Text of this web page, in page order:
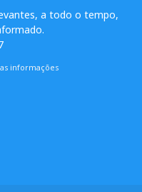
a todo o tempo,
informações